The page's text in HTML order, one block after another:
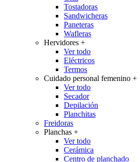
Tostadoras
Sandwicheras
Paneteras
Wafleras
Hervidores +
Ver todo
Eléctricos
Termos
Cuidado personal femenino +
Ver todo
Secador
Depilación
Planchitas
Freidoras
Planchas +
Ver todo
Cerámica
Centro de planchado